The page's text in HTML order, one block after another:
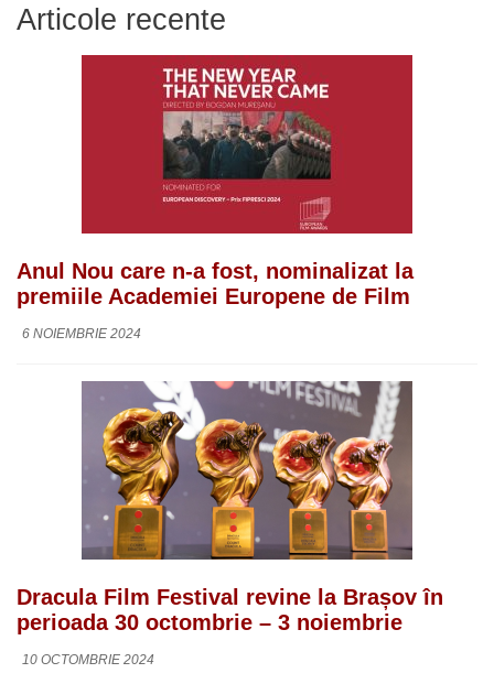
Articole recente
Anul Nou care n-a fost, nominalizat la
premiile Academiei Europene de Film
6 NOIEMBRIE 2024
Dracula Film Festival revine la Brașov în
perioada 30 octombrie – 3 noiembrie
10 OCTOMBRIE 2024